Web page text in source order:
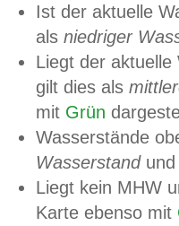
Ist der aktuelle
als niedriger
Liegt der
gilt dies als
mit Grün
Wasserstände
Wasserstandund
Liegt kein MHW
Karte ebenso mit